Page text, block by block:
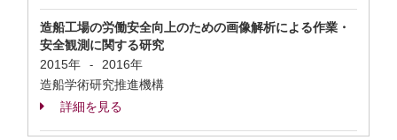
造船工場の労働安全向上のための画像解析による作業・
安全観測に関する研究
2015年
-
2016年
造船学術研究推進機構
詳細を見る